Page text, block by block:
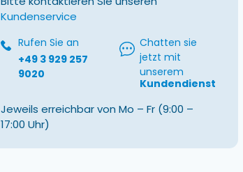
Kundenservice
Rufen Sie an
+49 3 929 257
9020
Chatten sie
jetzt mit
unserem
Kundendienst
Jeweils erreichbar von Mo – Fr (9:00 –
17:00 Uhr)